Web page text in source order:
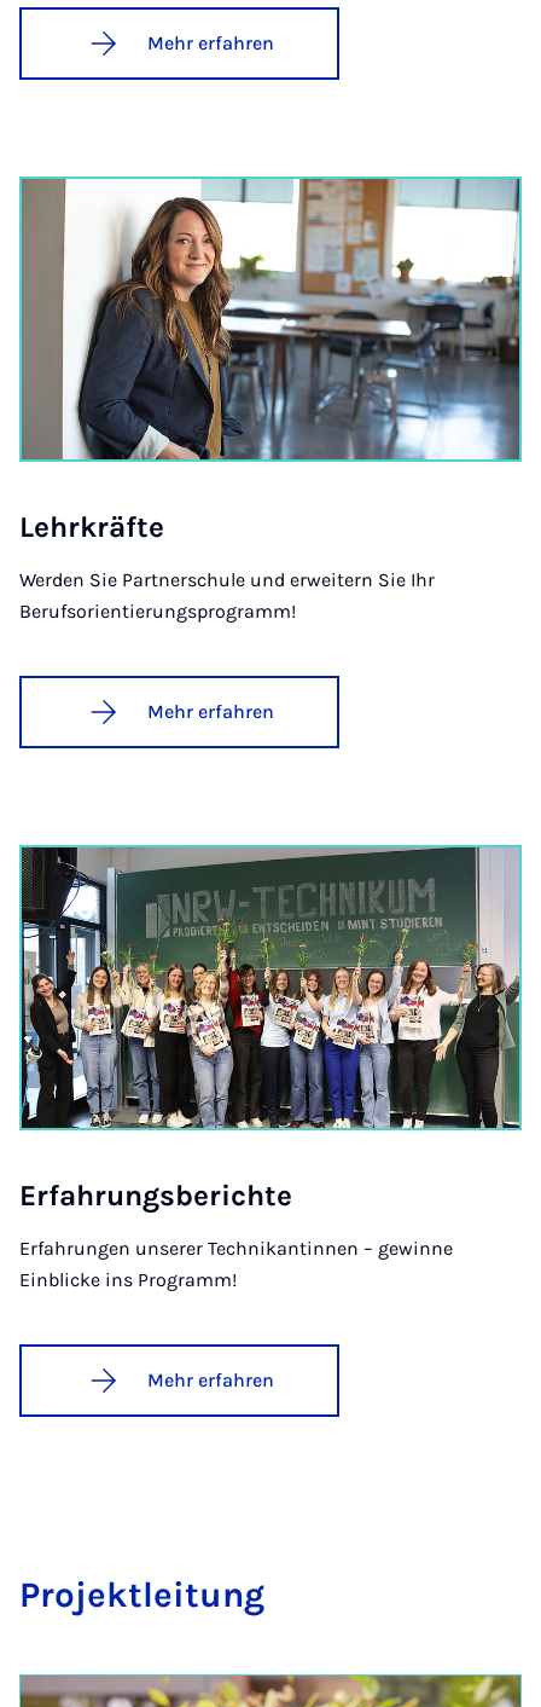
Mehr erfahren
Lehr­kräf­te
Werden Sie Partnerschule und erweitern Sie Ihr
Berufsorientierungsprogramm!
Mehr erfahren
Er­fah­rungs­be­rich­te
Erfahrungen unserer Technikantinnen – gewinne
Einblicke ins Programm!
Mehr erfahren
Pro­jekt­lei­tung